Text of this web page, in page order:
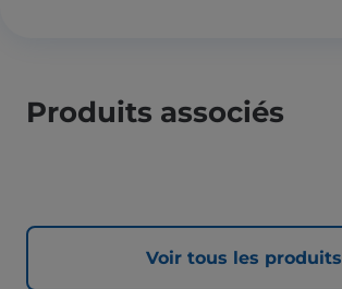
Produits associés
Voir tous les produits